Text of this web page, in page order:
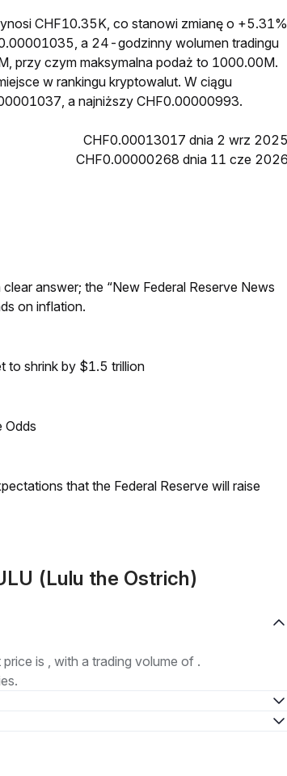
CHF10.35K, co stanowi zmianę o +5.31%
a 24-godzinny wolumen tradingu
przy czym maksymalna podaż to 1000.00M.
w rankingu kryptowalut. W ciągu
a najniższy CHF0.00000993.
CHF0.00013017 dnia 2 wrz 2025
CHF0.00000268 dnia 11 cze 2026
answer; the “New Federal Reserve News
on inflation.
to shrink by $1.5 trillion
Odds
that the Federal Reserve will raise
(Lulu the Ostrich)
is , with a trading volume of .